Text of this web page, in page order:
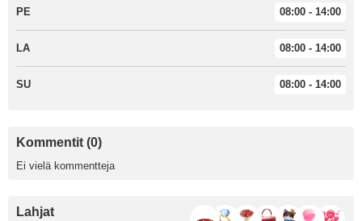
PE 08:00 - 14:00
LA 08:00 - 14:00
SU 08:00 - 14:00
Kommentit (0)
Ei vielä kommentteja
Lahjat